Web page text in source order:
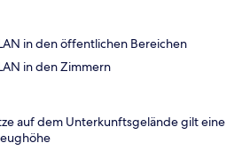
in den öffentlichen Bereichen
in den Zimmern
auf dem Unterkunftsgelände gilt eine